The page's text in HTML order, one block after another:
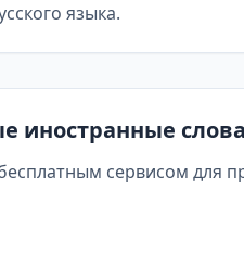
языка.
иностранные слова
сервисом для